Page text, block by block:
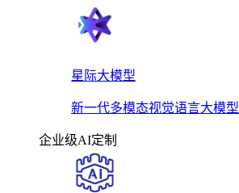
星际大模型
新一代多模态视觉语言大模型
企业级AI定制